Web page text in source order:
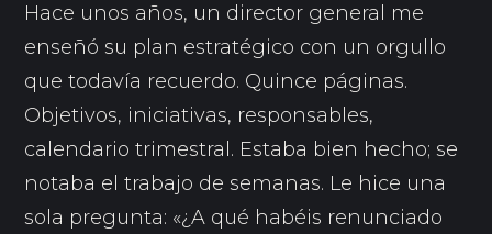
Hace unos años, un director general me
enseñó su plan estratégico con un orgullo
que todavía recuerdo. Quince páginas.
Objetivos, iniciativas, responsables,
calendario trimestral. Estaba bien hecho; se
notaba el trabajo de semanas. Le hice una
sola pregunta: «¿A qué habéis renunciado